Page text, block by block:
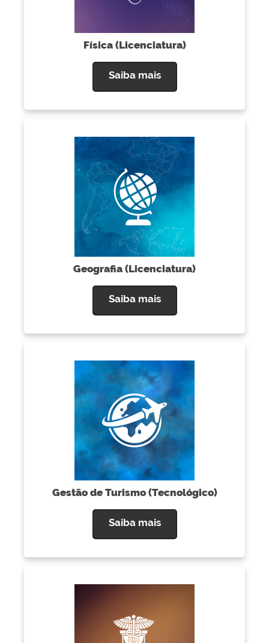
Física (Licenciatura)
Saiba mais
Geografia (Licenciatura)
Saiba mais
Gestão de Turismo (Tecnológico)
Saiba mais